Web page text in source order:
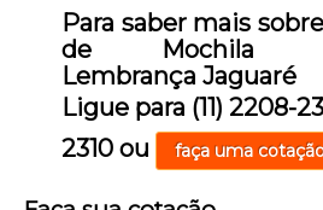
Para saber mais
de Mochila
Lembrança Jaguaré
Ligue para (11) 2208-
2310 ou faça uma